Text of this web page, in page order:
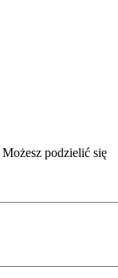
Możesz podzielić się